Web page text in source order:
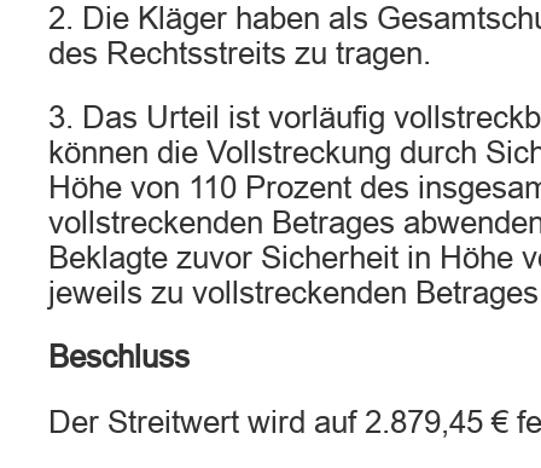
2. Die Kläger haben als
des Rechtsstreits zu tragen.
3. Das Urteil ist vorläufig
können die Vollstreckung durch
Höhe von 110 Prozent des
vollstreckenden Betrages
Beklagte zuvor Sicherheit in Höhe
jeweils zu vollstreckenden
Beschluss
Der Streitwert wird auf 2.879,45 €